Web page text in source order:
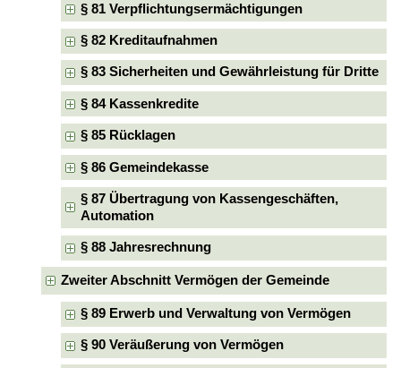
§ 81 Verpflichtungsermächtigungen
§ 82 Kreditaufnahmen
§ 83 Sicherheiten und Gewährleistung für Dritte
§ 84 Kassenkredite
§ 85 Rücklagen
§ 86 Gemeindekasse
§ 87 Übertragung von Kassengeschäften,
Automation
§ 88 Jahresrechnung
Zweiter Abschnitt Vermögen der Gemeinde
§ 89 Erwerb und Verwaltung von Vermögen
§ 90 Veräußerung von Vermögen